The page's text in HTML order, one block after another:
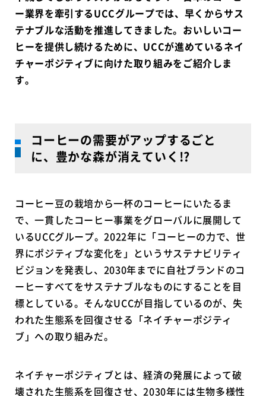
ー業界を牽引するUCCグループでは、早くからサス
テナブルな活動を推進してきました。おいしいコー
ヒーを提供し続けるために、UCCが進めているネイ
チャーポジティブに向けた取り組みをご紹介しま
す。
コーヒーの需要がアップするごと
に、豊かな森が消えていく!?
コーヒー豆の栽培から一杯のコーヒーにいたるま
で、一貫したコーヒー事業をグローバルに展開して
いるUCCグループ。2022年に「コーヒーの力で、世
界にポジティブな変化を」というサステナビリティ
ビジョンを発表し、2030年までに自社ブランドのコ
ーヒーすべてをサステナブルなものにすることを目
標としている。そんなUCCが目指しているのが、失
われた生態系を回復させる「ネイチャーポジティ
ブ」への取り組みだ。
ネイチャーポジティブとは、経済の発展によって破
壊された生態系を回復させ、2030年には生物多様性